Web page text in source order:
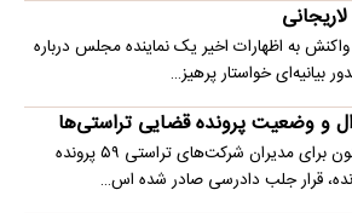
واکنش به اظهارات اخیر یک نماینده مجلس درباره
بیانیه‌ای خواستار پرهیز…
و وضعیت پرونده قضایی تراستی‌ها
دادستان تهران گفت: تاکنون برای مدیران شرکت‌های تراستی ۵۹ پرونده